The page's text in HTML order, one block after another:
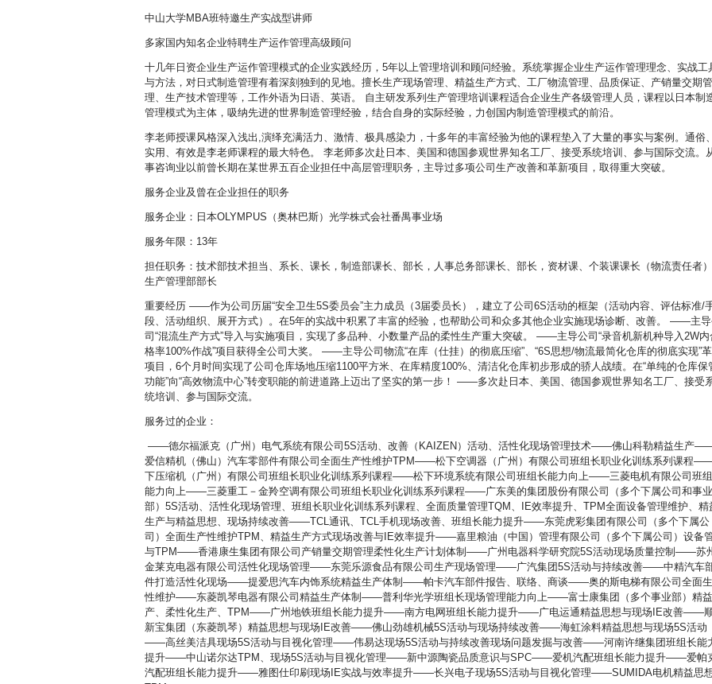
中山大学MBA班特邀生产实战型讲师
多家国内知名企业特聘生产运作管理高级顾问
十几年日资企业生产运作管理模式的企业实践经历，5年以上管理培训和顾问经验。系统掌握企业生产运作管理理念、实战工
与方法，对日式制造管理有着深刻独到的见地。擅长生产现场管理、精益生产方式、工厂物流管理、品质保证、产销量交期管
理、生产技术管理等，工作外语为日语、英语。 自主研发系列生产管理培训课程适合企业生产各级管理人员，课程以日本制
管理模式为主体，吸纳先进的世界制造管理经验，结合自身的实际经验，力创国内制造管理模式的前沿。
李老师授课风格深入浅出,演绎充满活力、激情、极具感染力，十多年的丰富经验为他的课程垫入了大量的事实与案例。通俗、
实用、有效是李老师课程的最大特色。 李老师多次赴日本、美国和德国参观世界知名工厂、接受系统培训、参与国际交流。
事咨询业以前曾长期在某世界五百企业担任中高层管理职务，主导过多项公司生产改善和革新项目，取得重大突破。
服务企业及曾在企业担任的职务
服务企业：日本OLYMPUS（奥林巴斯）光学株式会社番禺事业场
服务年限：13年
担任职务：技术部技术担当、系长、课长，制造部课长、部长，人事总务部课长、部长，资材课、个装课课长（物流责任者）
生产管理部部长
重要经历 ——作为公司历届“安全卫生5S委员会”主力成员（3届委员长），建立了公司6S活动的框架（活动内容、评估标准/
段、活动组织、展开方式）。在5年的实战中积累了丰富的经验，也帮助公司和众多其他企业实施现场诊断、改善。 ——主
司“混流生产方式”导入与实施项目，实现了多品种、小数量产品的柔性生产重大突破。 ——主导公司“录音机新机种导入2W内
格率100%作战”项目获得全公司大奖。 ——主导公司物流“在库（仕挂）的彻底压缩”、“6S思想/物流最简化仓库的彻底实现”
项目，6个月时间实现了公司仓库场地压缩1100平方米、在库精度100%、清洁化仓库初步形成的骄人战绩。在“单纯的仓库保
功能”向“高效物流中心”转变职能的前进道路上迈出了坚实的第一步！ ——多次赴日本、美国、德国参观世界知名工厂、接受
统培训、参与国际交流。
服务过的企业：
——德尔福派克（广州）电气系统有限公司5S活动、改善（KAIZEN）活动、活性化现场管理技术——佛山科勒精益生产
爱信精机（佛山）汽车零部件有限公司全面生产性维护TPM——松下空调器（广州）有限公司班组长职业化训练系列课程
下压缩机（广州）有限公司班组长职业化训练系列课程——松下环境系统有限公司班组长能力向上——三菱电机有限公司班
能力向上——三菱重工－金羚空调有限公司班组长职业化训练系列课程——广东美的集团股份有限公司（多个下属公司和事业
部）5S活动、活性化现场管理、班组长职业化训练系列课程、全面质量管理TQM、IE效率提升、TPM全面设备管理维护、精
生产与精益思想、现场持续改善——TCL通讯、TCL手机现场改善、班组长能力提升——东莞虎彩集团有限公司（多个下属公
司）全面生产性维护TPM、精益生产方式现场改善与IE效率提升——嘉里粮油（中国）管理有限公司（多个下属公司）设备
与TPM——香港康生集团有限公司产销量交期管理柔性化生产计划体制——广州电器科学研究院5S活动现场质量控制——苏
金莱克电器有限公司活性化现场管理——东莞乐源食品有限公司生产现场管理——广汽集团5S活动与持续改善——中精汽车
件打造活性化现场——提爱思汽车内饰系统精益生产体制——帕卡汽车部件报告、联络、商谈——奥的斯电梯有限公司全面
性维护——东菱凯琴电器有限公司精益生产体制——普利华光学班组长现场管理能力向上——富士康集团（多个事业部）精
产、柔性化生产、TPM——广州地铁班组长能力提升——南方电网班组长能力提升——广电运通精益思想与现场IE改善——
新宝集团（东菱凯琴）精益思想与现场IE改善——佛山劲雄机械5S活动与现场持续改善——海虹涂料精益思想与现场5S活动
——高丝美洁具现场5S活动与目视化管理——伟易达现场5S活动与持续改善现场问题发掘与改善——河南许继集团班组长能
提升——中山诺尔达TPM、现场5S活动与目视化管理——新中源陶瓷品质意识与SPC——爱机汽配班组长能力提升——爱帕
汽配班组长能力提升——雅图仕印刷现场IE实战与效率提升——长兴电子现场5S活动与目视化管理——SUMIDA电机精益思